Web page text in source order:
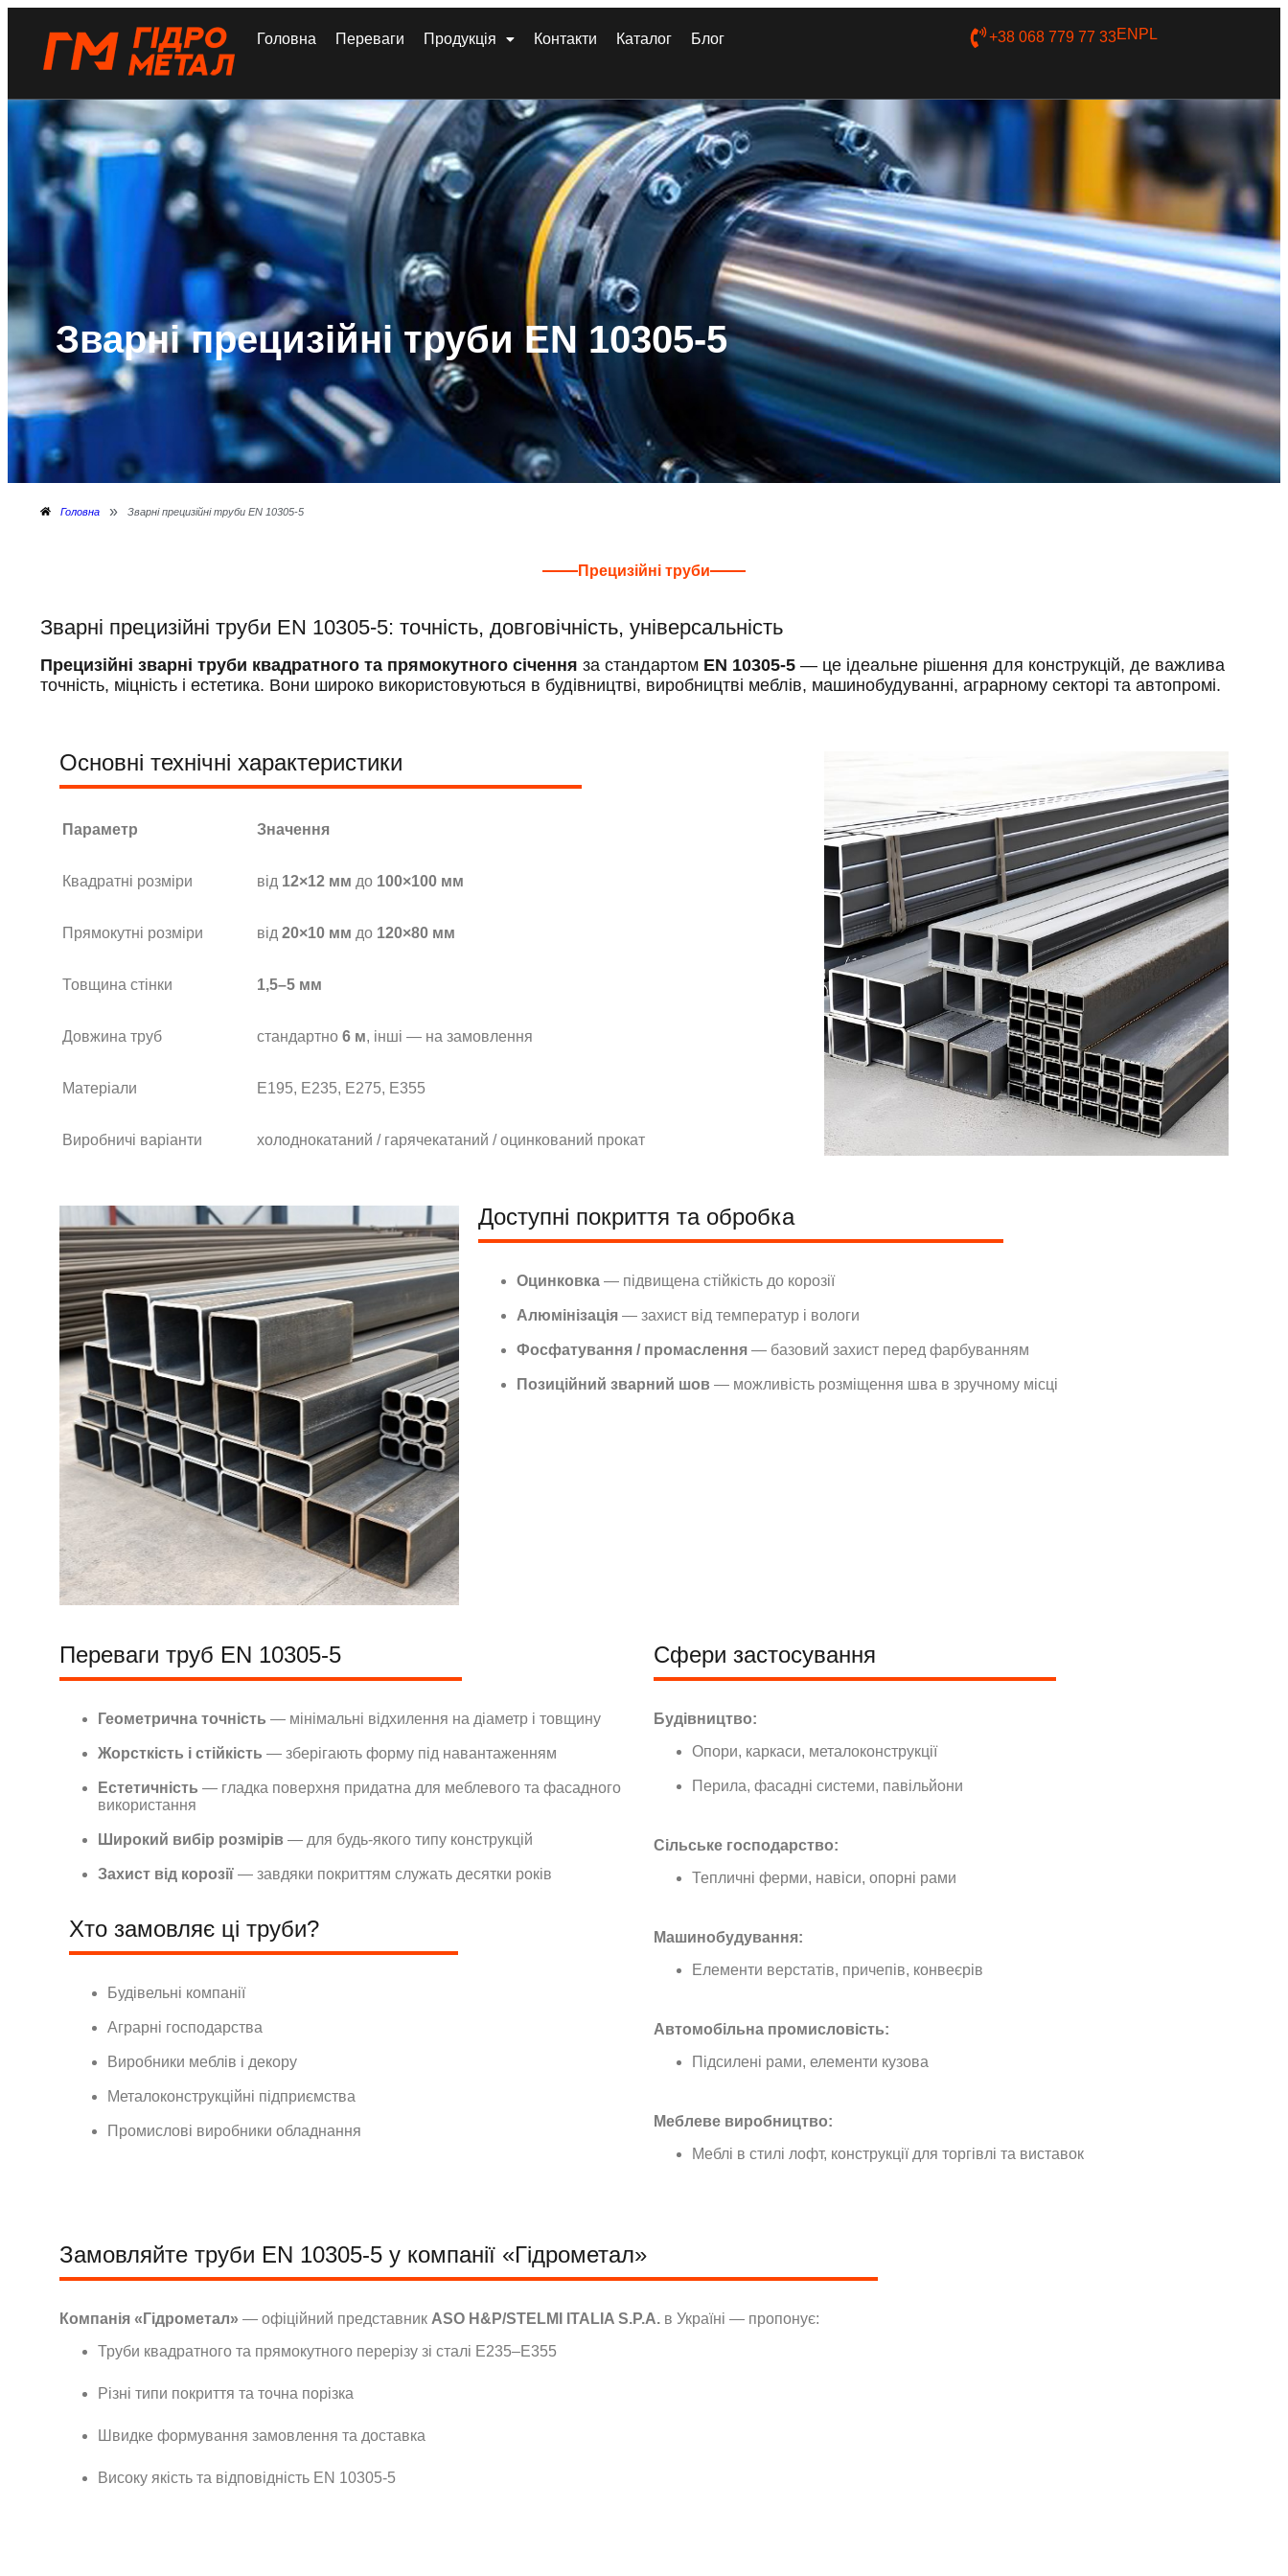
Головна Переваги Продукція Контакти Каталог Блог +38 068 779 77 33EN PL
Зварні прецизійні труби EN 10305-5
Головна » Зварні прецизійні труби EN 10305-5
Прецизійні труби
Зварні прецизійні труби EN 10305-5: точність, довговічність, універсальність
Прецизійні зварні труби квадратного та прямокутного січення за стандартом EN 10305-5 — це ідеальне рішення для конструкцій, де важлива
точність, міцність і естетика. Вони широко використовуються в будівництві, виробництві меблів, машинобудуванні, аграрному секторі та автопромі.
Основні технічні характеристики
Параметр Значення
Квадратні розміри від 12×12 мм до 100×100 мм
Прямокутні розміри від 20×10 мм до 120×80 мм
Товщина стінки 1,5–5 мм
Довжина труб стандартно 6 м, інші — на замовлення
Матеріали E195, E235, E275, E355
Виробничі варіанти холоднокатаний / гарячекатаний / оцинкований прокат
Доступні покриття та обробка
Оцинковка— підвищена стійкість до корозії
Алюмінізація— захист від температур і вологи
Фосфатування / промаслення— базовий захист перед фарбуванням
Позиційний зварний шов — можливість розміщення шва в зручному місці
Переваги труб EN 10305-5
Геометрична точність — мінімальні відхилення на діаметр і товщину
Жорсткість і стійкість — зберігають форму під навантаженням
Естетичність — гладка поверхня придатна для меблевого та фасадного
використання
Широкий вибір розмірів — для будь-якого типу конструкцій
Захист від корозії — завдяки покриттям служать десятки років
Хто замовляє ці труби?
Будівельні компанії
Аграрні господарства
Виробники меблів і декору
Металоконструкційні підприємства
Промислові виробники обладнання
Сфери застосування
Будівництво:
Опори, каркаси, металоконструкції
Перила, фасадні системи, павільйони
Сільське господарство:
Тепличні ферми, навіси, опорні рами
Машинобудування:
Елементи верстатів, причепів, конвеєрів
Автомобільна промисловість:
Підсилені рами, елементи кузова
Меблеве виробництво:
Меблі в стилі лофт, конструкції для торгівлі та виставок
Замовляйте труби EN 10305-5 у компанії «Гідрометал»
Компанія «Гідрометал» — офіційний представник ASO H&P/STELMI ITALIA S.P.A. в Україні — пропонує:
Труби квадратного та прямокутного перерізу зі сталі E235–E355
Різні типи покриття та точна порізка
Швидке формування замовлення та доставка
Високу якість та відповідність EN 10305-5